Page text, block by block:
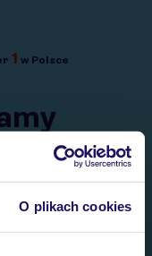
O plikach cookies
1 w Polsce
wakacje.